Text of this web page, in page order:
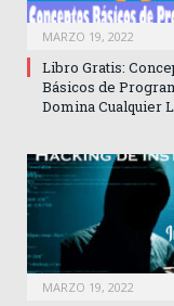
MARZO 19, 2022
Libro Gratis:
Básicos de
Domina Cualquier
MARZO 19, 2022